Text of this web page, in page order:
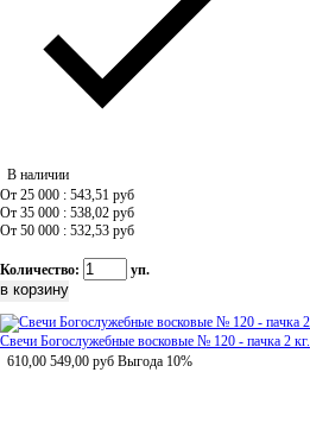
В наличии
От 25 000 : 543,51 руб
От 35 000 : 538,02 руб
От 50 000 : 532,53 руб
Количество: уп.
Свечи Богослужебные восковые № 120 - пачка 2 кг.
610,00 549,00 руб Выгода 10%